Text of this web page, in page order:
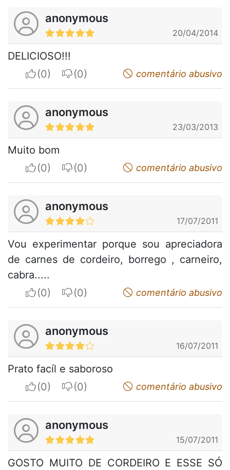
anonymous
20/04/2014
DELICIOSO!!!
I apreciateI do not appreciatecomentário abusivo
anonymous
23/03/2013
Muito bom
I apreciateI do not appreciatecomentário abusivo
anonymous
17/07/2011
Vou experimentar porque sou apreciadora
de carnes de cordeiro, borrego , carneiro,
cabra.....
I apreciateI do not appreciatecomentário abusivo
anonymous
16/07/2011
Prato facíl e saboroso
I apreciateI do not appreciatecomentário abusivo
anonymous
15/07/2011
GOSTO MUITO DE CORDEIRO E ESSE SÓ